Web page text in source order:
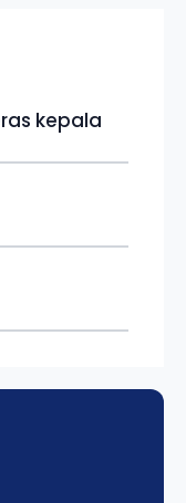
kepala